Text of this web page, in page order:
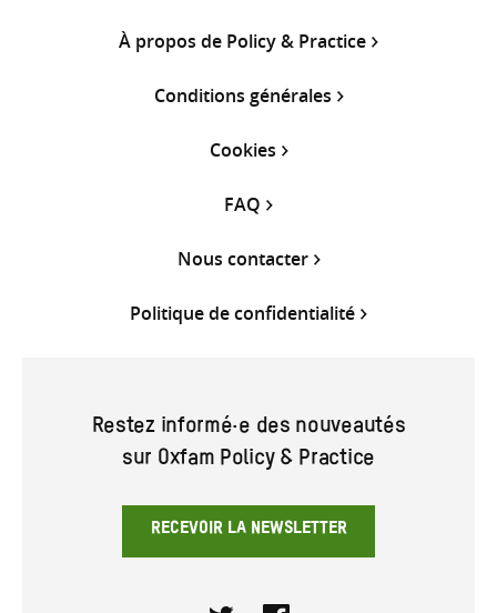
À propos de Policy & Practice
Conditions générales
Cookies
FAQ
Nous contacter
Politique de confidentialité
Restez informé·e des nouveautés
sur Oxfam Policy & Practice
RECEVOIR LA NEWSLETTER